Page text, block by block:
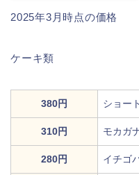
2025年3月時点の価格
ケーキ類
380円 ショー
310円 モカガ
280円 イチゴ